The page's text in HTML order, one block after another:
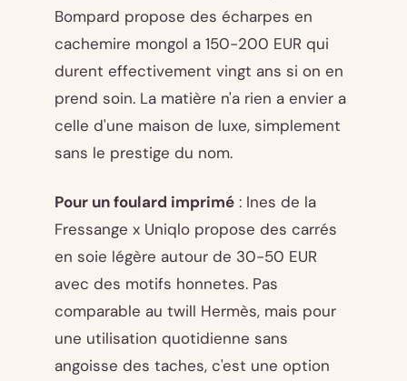
Bompard propose des écharpes en
cachemire mongol a 150-200 EUR qui
durent effectivement vingt ans si on en
prend soin. La matière n'a rien a envier a
celle d'une maison de luxe, simplement
sans le prestige du nom.
Pour un foulard imprimé : Ines de la
Fressange x Uniqlo propose des carrés
en soie légère autour de 30-50 EUR
avec des motifs honnetes. Pas
comparable au twill Hermès, mais pour
une utilisation quotidienne sans
angoisse des taches, c'est une option